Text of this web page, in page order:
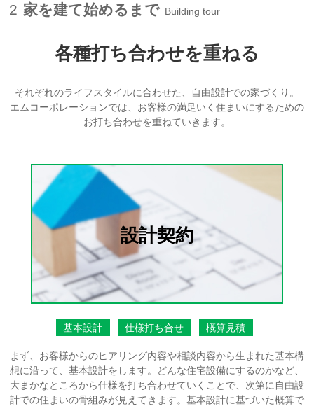
2 家を建て始めるまで Building tour
各種打ち合わせを重ねる
それぞれのライフスタイルに合わせた、自由設計での家づくり。
エムコーポレーションでは、お客様の満足いく住まいにするための
お打ち合わせを重ねていきます。
設計契約
基本設計 仕様打ち合せ 概算見積
まず、お客様からのヒアリング内容や相談内容から生まれた基本構
想に沿って、基本設計をします。どんな住宅設備にするのかなど、
大まかなところから仕様を打ち合わせていくことで、次第に自由設
計での住まいの骨組みが見えてきます。基本設計に基づいた概算で